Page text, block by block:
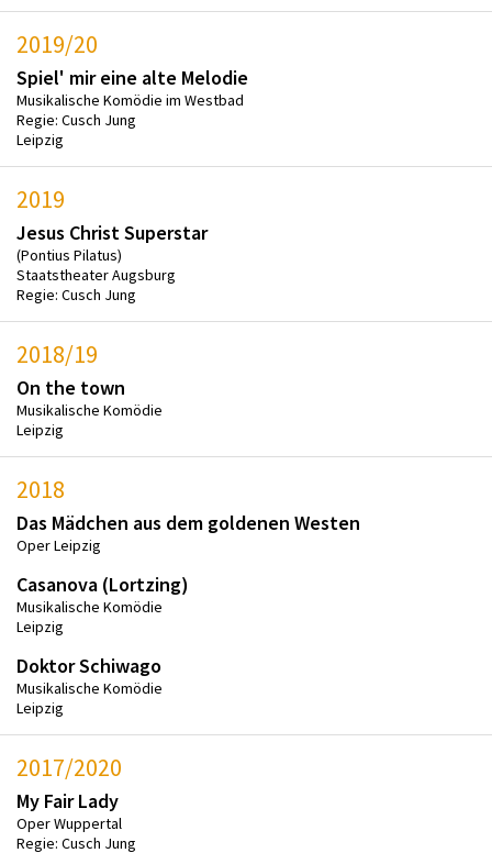
2019/20
Spiel' mir eine alte Melodie
Musikalische Komödie im Westbad
Regie: Cusch Jung
Leipzig
2019
Jesus Christ Superstar
(Pontius Pilatus)
Staatstheater Augsburg
Regie: Cusch Jung
2018/19
On the town
Musikalische Komödie
Leipzig
2018
Das Mädchen aus dem goldenen Westen
Oper Leipzig
Casanova (Lortzing)
Musikalische Komödie
Leipzig
Doktor Schiwago
Musikalische Komödie
Leipzig
2017/2020
My Fair Lady
Oper Wuppertal
Regie: Cusch Jung